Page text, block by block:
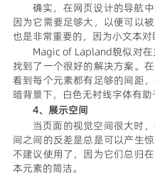
确实，在网页设计的导航
因为它需要足够大，以便可以
也是非常重要的，因为小文本对
Magic of Lapland貌似对
找到了一个很好的解决方案。
看到每个元素都有足够的间距
暗背景下，白色无衬线字体有助
4、展示空间
当页面的视觉空间很大时
间之间的反差是总是可以产生
不建议使用了，因为它们总归
本元素的简洁。